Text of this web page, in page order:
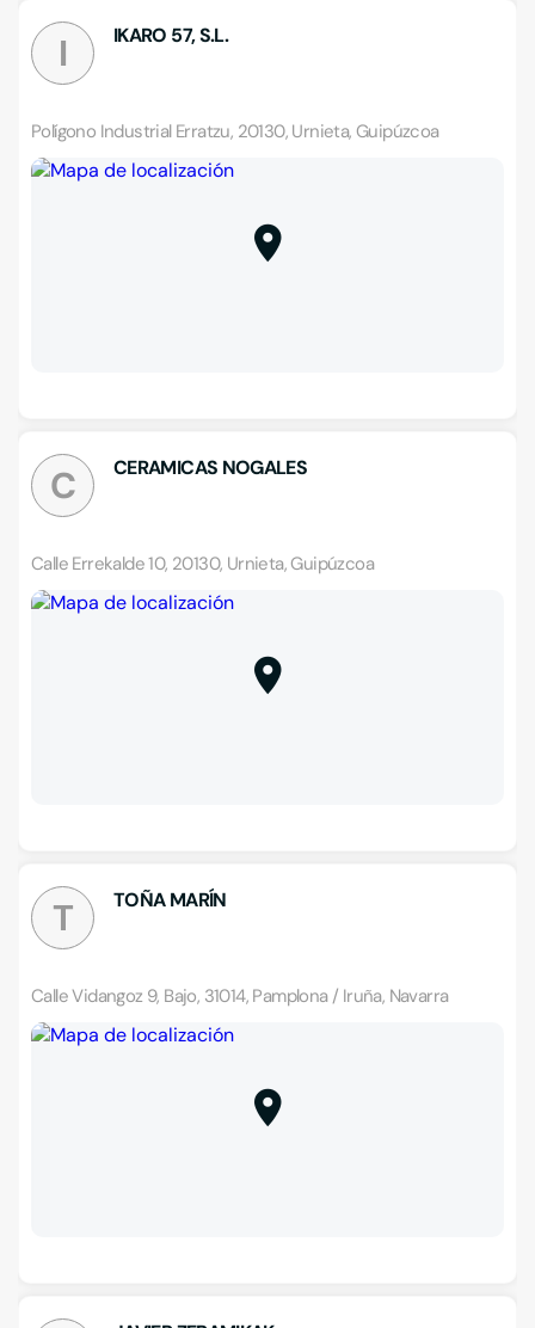
I IKARO 57, S.L.
Polígono Industrial Erratzu, 20130, Urnieta, Guipúzcoa
C CERAMICAS NOGALES
Calle Errekalde 10, 20130, Urnieta, Guipúzcoa
T TOÑA MARÍN
Calle Vidangoz 9, Bajo, 31014, Pamplona / Iruña, Navarra